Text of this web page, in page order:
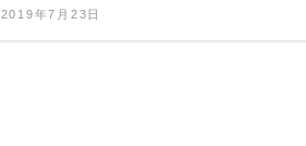
2019年7月23日